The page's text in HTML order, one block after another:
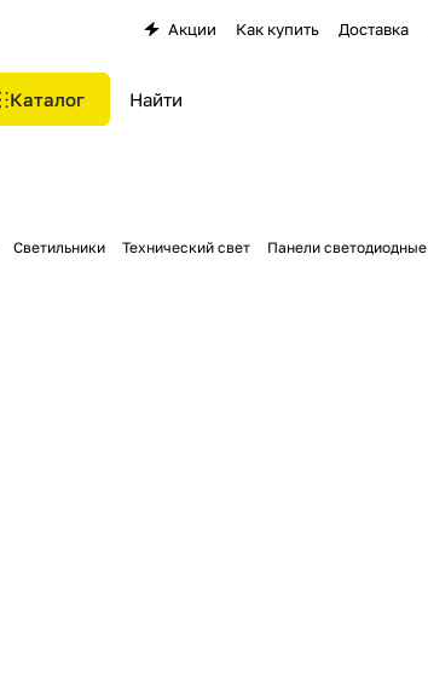
Акции Как купить Доставка
Каталог
Светильники Технический свет Панели светодиодные